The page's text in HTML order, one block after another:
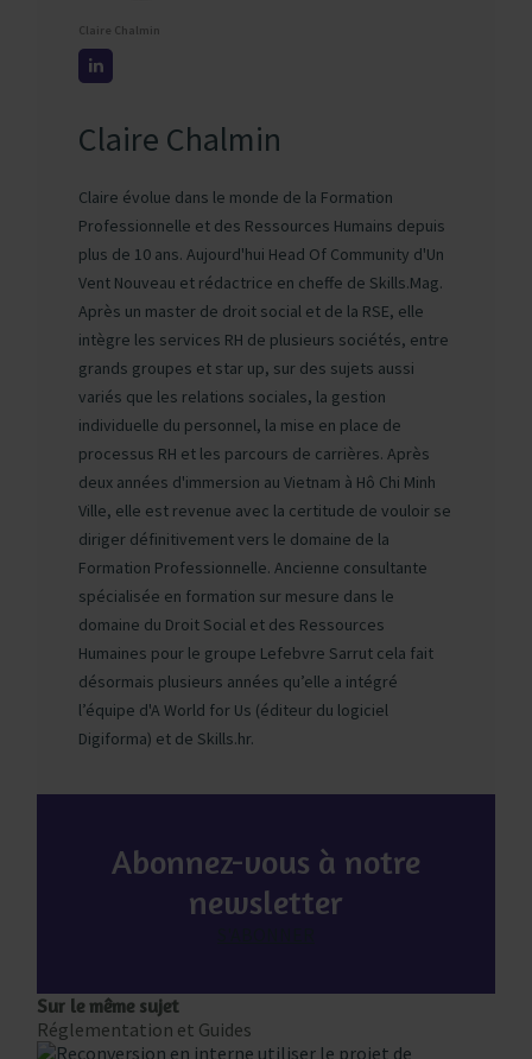
Claire Chalmin
Claire Chalmin
Claire évolue dans le monde de la Formation
Professionnelle et des Ressources Humains depuis
plus de 10 ans. Aujourd'hui Head Of Community d'Un
Vent Nouveau et rédactrice en cheffe de Skills.Mag.
Après un master de droit social et de la RSE, elle
intègre les services RH de plusieurs sociétés, entre
grands groupes et star up, sur des sujets aussi
variés que les relations sociales, la gestion
individuelle du personnel, la mise en place de
processus RH et les parcours de carrières. Après
deux années d'immersion au Vietnam à Hô Chi Minh
Ville, elle est revenue avec la certitude de vouloir se
diriger définitivement vers le domaine de la
Formation Professionnelle. Ancienne consultante
spécialisée en formation sur mesure dans le
domaine du Droit Social et des Ressources
Humaines pour le groupe Lefebvre Sarrut cela fait
désormais plusieurs années qu’elle a intégré
l’équipe d'A World for Us (éditeur du logiciel
Digiforma) et de Skills.hr.
Abonnez-vous à notre
newsletter
Sur le même sujet
Réglementation et Guides